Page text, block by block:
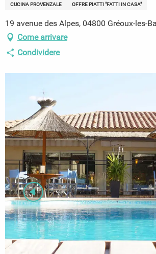
CUCINA PROVENZALE
OFFRE PIATTI "FATTI IN CASA"
19 avenue des Alpes, 04800 Gréoux-les-
Come arrivare
Condividere